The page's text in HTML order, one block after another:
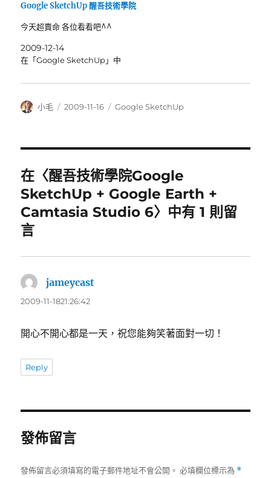
Google SketchUp 醒吾技術學院
今天超賣命 各位看看吧^^
2009-12-14
在「Google SketchUp」中
作
小毛
發
2009-11-16
分
Google SketchUp
在〈醒吾技術學院Google
SketchUp + Google Earth +
Camtasia Studio 6〉中有 1 則留
言
jameycast
2009-11-1821:26:42
開心不開心都是一天，祝您能夠笑著面對一切！
Reply
發佈留言
發佈留言必須填寫的電子郵件地址不會公開。 必填欄位標示為 *